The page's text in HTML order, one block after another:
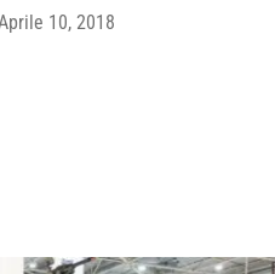
10, 2018